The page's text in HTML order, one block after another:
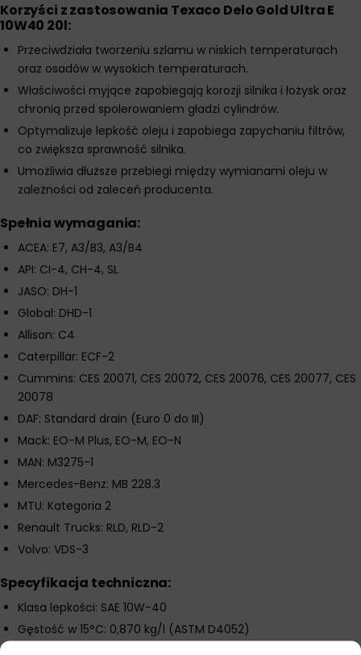
Korzyści z zastosowania Texaco Delo Gold Ultra E
10W40 20l:
Przeciwdziała tworzeniu szlamu w niskich temperaturach
oraz osadów w wysokich temperaturach.
Właściwości myjące zapobiegają korozji silnika i łożysk oraz
chronią przed spolerowaniem gładzi cylindrów.
Optymalizuje lepkość oleju i zapobiega zapychaniu filtrów,
co zwiększa sprawność silnika.
Umożliwia dłuższe przebiegi między wymianami oleju w
zależności od zaleceń producenta.
Spełnia wymagania:
ACEA: E7, A3/B3, A3/B4
API: CI-4, CH-4, SL
JASO: DH-1
Global: DHD-1
Allison: C4
Caterpillar: ECF-2
Cummins: CES 20071, CES 20072, CES 20076, CES 20077, CES
20078
DAF: Standard drain (Euro 0 do III)
Mack: EO-M Plus, EO-M, EO-N
MAN: M3275-1
Mercedes-Benz: MB 228.3
MTU: Kategoria 2
Renault Trucks: RLD, RLD-2
Volvo: VDS-3
Specyfikacja techniczna:
Klasa lepkości: SAE 10W-40
Gęstość w 15°C: 0,870 kg/l (ASTM D4052)